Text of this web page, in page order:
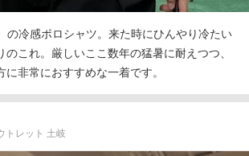
の冷感ポロシャツ。来た時にひんやり冷たい
のこれ。厳しいここ数年の猛暑に耐えつつ、
に非常におすすめな一着です。
トレット 土岐